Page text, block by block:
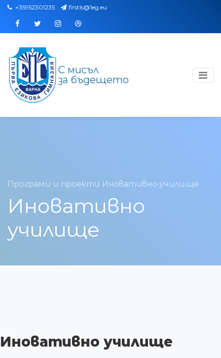
+35952301235 firstls@1eg.eu
FacebookTwitterInstagramDribbble
С мисъл
за бъдещето
Програми и проекти Иновативно училище
Иновативно
училище
Иновативно училище